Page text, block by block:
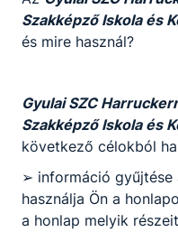
2026. jún.
24.
-
Partnereink
Szakképző Iskola és
és mire használ?
Gyulai SZC
Szakképző Iskola és
következő célokból
➢ információ gyűjtése
használja Ön a
a honlap melyik